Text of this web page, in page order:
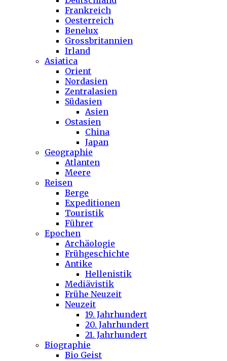
Frankreich
Oesterreich
Benelux
Grossbritannien
Irland
Asiatica
Orient
Nordasien
Zentralasien
Südasien
Asien
Ostasien
China
Japan
Geographie
Atlanten
Meere
Reisen
Berge
Expeditionen
Touristik
Führer
Epochen
Archäologie
Frühgeschichte
Antike
Hellenistik
Mediävistik
Frühe Neuzeit
Neuzeit
19. Jahrhundert
20. Jahrhundert
21. Jahrhundert
Biographie
Bio Geist